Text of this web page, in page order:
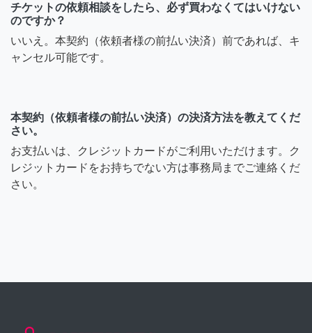
チケットの依頼相談をしたら、必ず買わなくてはいけない
のですか？
いいえ。本契約（依頼者様の前払い決済）前であれば、キ
ャンセル可能です。
本契約（依頼者様の前払い決済）の決済方法を教えてくだ
さい。
お支払いは、クレジットカードがご利用いただけます。ク
レジットカードをお持ちでない方は事務局までご連絡くだ
さい。